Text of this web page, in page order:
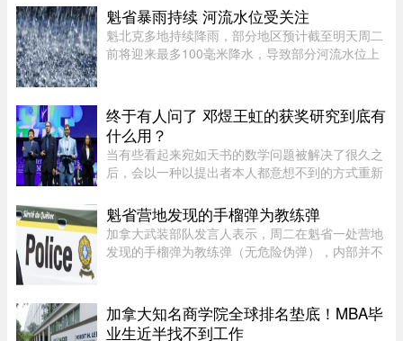
量培养技工；一边是大厂白领接连发起抗议，担忧
AI迭代吞噬自身岗位。曾经站 ...
魁省暴雨持续 河流水位受关注
魁北克多地持续降雨，部分地区预计截至明天周二
前将迎来最多100毫米降水，导致部分河流水位上
Jean地区的Chicoutimi河和au ...
终于有人问了 邓煜王虹的获奖研究到底有
什么用？
当有些看起来宛如天书的数学问题被解决了很久之
后，会以一种以提出者本人都意想不到的方式重新
热闹的祝贺声中，也会有人好奇：邓煜研究的狭义
希尔伯特第六问题和王虹研 ...
魁省营地发现的手榴弹为教练弹
加拿大武装部队发言人表示，周二在魁省一处营地
发现的手榴弹为教练弹（无危险伪弹），内部并不
其运往 Valcartier 军事 ...
加拿大知名商学院全球排名垫底！MBA毕
业生近半找不到工作